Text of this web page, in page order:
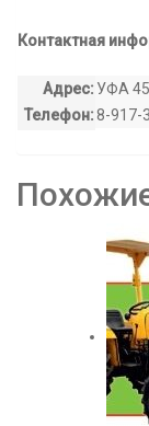
Контактная
Адрес: УФА
Телефон:8-917-